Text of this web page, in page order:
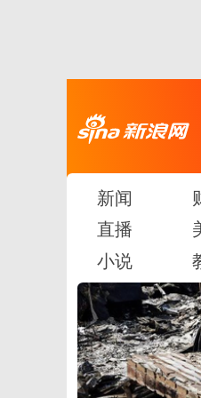
新闻
直播
小说